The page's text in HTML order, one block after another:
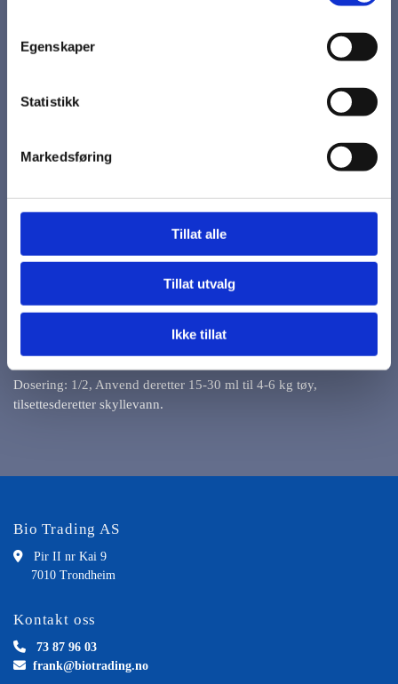
Egenskaper
Statistikk
Markedsføring
Tillat alle
Tillat utvalg
Ikke tillat
kr 466,25
Øko MykemiddelÅke MM
Øko MM er et middel som motvirker statisk elektrisitet og
gjørtekstiler myke og behagelige.
Middelet inneholder dessuten en parfyme som gir tekstilene
Dosering: 1/2, Anvend deretter 15-30 ml til 4-6 kg tøy,
tilsettesderetter skyllevann.
Bio Trading AS
 Pir II nr Kai 9
7010 Trondheim
Kontakt oss
 73 87 96 03
 frank@biotrading.no